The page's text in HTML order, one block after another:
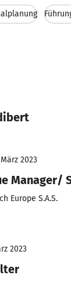
2023
Manager/
Europe S.A.S.
2023